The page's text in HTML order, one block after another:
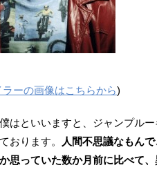
ーの画像はこちらから)
はといいますと、ジャンプル
おります。
人間不思議なもん
思っていた数か月前に比べて